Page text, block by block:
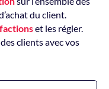
du client.
et les régler.
clients avec vos